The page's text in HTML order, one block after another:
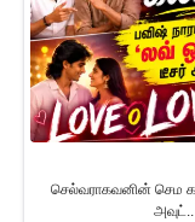
செல்வராகவனின் செம